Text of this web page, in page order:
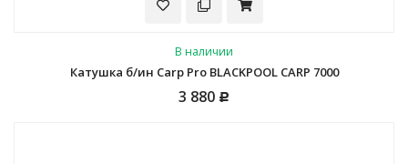
В наличии
Катушка б/ин Carp Pro BLACKPOOL CARP 7000
3 880 Р